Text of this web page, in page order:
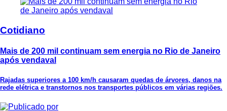
Cotidiano
Mais de 200 mil continuam sem energia no Rio de Janeiro
após vendaval
Rajadas superiores a 100 km/h causaram quedas de árvores, danos na
rede elétrica e transtornos nos transportes públicos em várias regiões.